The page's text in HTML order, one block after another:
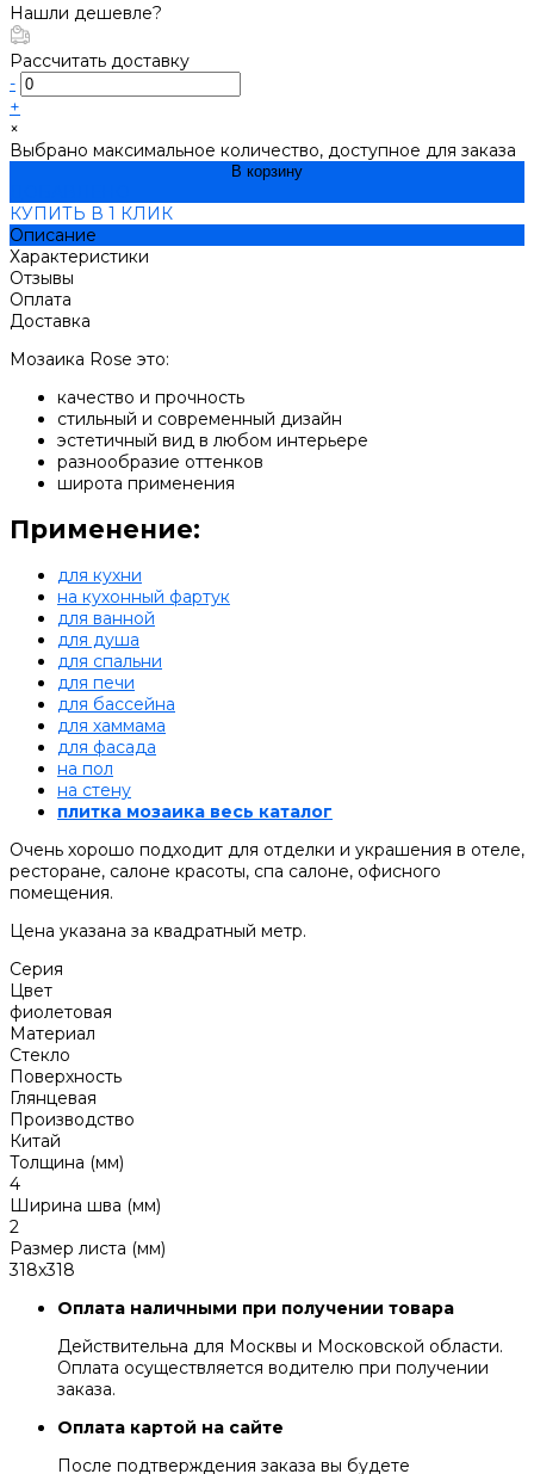
Нашли дешевле?
Рассчитать доставку
-
+
×
Выбрано максимальное количество, доступное для заказа
В корзину
КУПИТЬ В 1 КЛИК
Описание
Характеристики
Отзывы
Оплата
Доставка
Мозаика Rose это:
качество и прочность
стильный и современный дизайн
эстетичный вид в любом интерьере
разнообразие оттенков
широта применения
Применение:
для кухни
на кухонный фартук
для ванной
для душа
для спальни
для печи
для бассейна
для хаммама
для фасада
на пол
на стену
плитка мозаика весь каталог
Очень хорошо подходит для отделки и украшения в отеле,
ресторане, салоне красоты, спа салоне, офисного
помещения.
Цена указана за квадратный метр.
Серия
Цвет
фиолетовая
Материал
Стекло
Поверхность
Глянцевая
Производство
Китай
Толщина (мм)
4
Ширина шва (мм)
2
Размер листа (мм)
318x318
Оплата наличными при получении товара
Действительна для Москвы и Московской области.
Оплата осуществляется водителю при получении
заказа.
Оплата картой на сайте
После подтверждения заказа вы будете